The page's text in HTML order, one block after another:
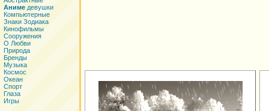
Аниме девушки
Компьютерные
Знаки Зодиака
Кинофильмы
Сооружения
О Любви
Природа
Бренды
Музыка
Космос
Океан
Спорт
Глаза
Игры